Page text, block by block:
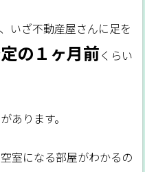
いざ不動産屋さんに足を
の１ヶ月前くらい
あります。
室になる部屋がわかるの